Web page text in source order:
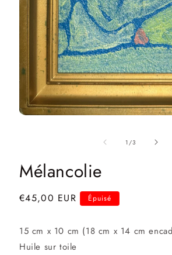
une
fenêtre
modale
1 /de
3
Mélancolie
Prix
€45,00 EUR Épuisé
15 cm x 10 cm (18 cm x 14 cm
Huile sur toile